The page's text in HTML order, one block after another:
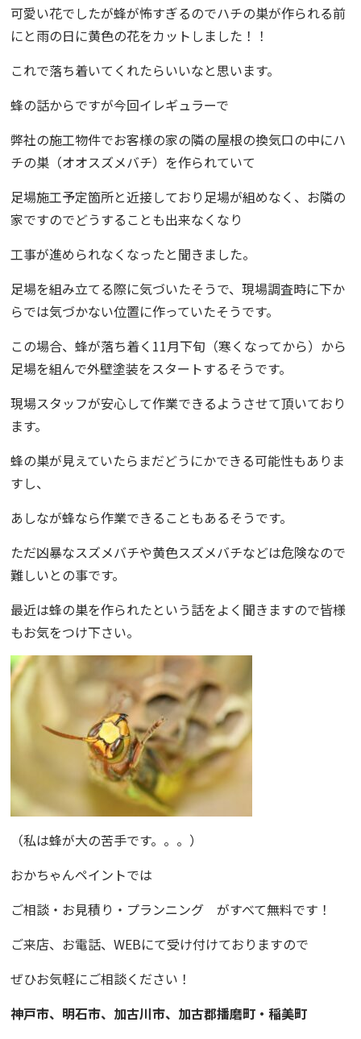
可愛い花でしたが蜂が怖すぎるのでハチの巣が作られる前
にと雨の日に黄色の花をカットしました！！
これで落ち着いてくれたらいいなと思います。
蜂の話からですが今回イレギュラーで
弊社の施工物件でお客様の家の隣の屋根の換気口の中にハ
チの巣（オオスズメバチ）を作られていて
足場施工予定箇所と近接しており足場が組めなく、お隣の
家ですのでどうすることも出来なくなり
工事が進められなくなったと聞きました。
足場を組み立てる際に気づいたそうで、現場調査時に下か
らでは気づかない位置に作っていたそうです。
この場合、蜂が落ち着く11月下旬（寒くなってから）から
足場を組んで外壁塗装をスタートするそうです。
現場スタッフが安心して作業できるようさせて頂いており
ます。
蜂の巣が見えていたらまだどうにかできる可能性もありま
すし、
あしなが蜂なら作業できることもあるそうです。
ただ凶暴なスズメバチや黄色スズメバチなどは危険なので
難しいとの事です。
最近は蜂の巣を作られたという話をよく聞きますので皆様
もお気をつけ下さい。
（私は蜂が大の苦手です。。。）
おかちゃんペイントでは
ご相談・お見積り・プランニング
がすべて無料です！
ご来店、お電話、WEBにて受け付けておりますので
ぜひお気軽にご相談ください！
神戸市、明石市、加古川市、 加古郡播磨町・稲美町